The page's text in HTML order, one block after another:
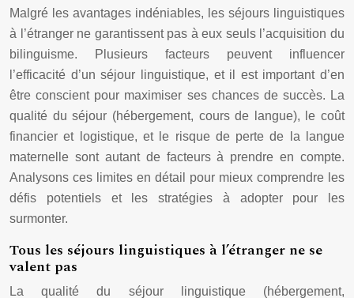
Malgré les avantages indéniables, les séjours linguistiques
à l’étranger ne garantissent pas à eux seuls l’acquisition du
bilinguisme. Plusieurs facteurs peuvent influencer
l’efficacité d’un séjour linguistique, et il est important d’en
être conscient pour maximiser ses chances de succès. La
qualité du séjour (hébergement, cours de langue), le coût
financier et logistique, et le risque de perte de la langue
maternelle sont autant de facteurs à prendre en compte.
Analysons ces limites en détail pour mieux comprendre les
défis potentiels et les stratégies à adopter pour les
surmonter.
Tous les séjours linguistiques à l’étranger ne se
valent pas
La qualité du séjour linguistique (hébergement,